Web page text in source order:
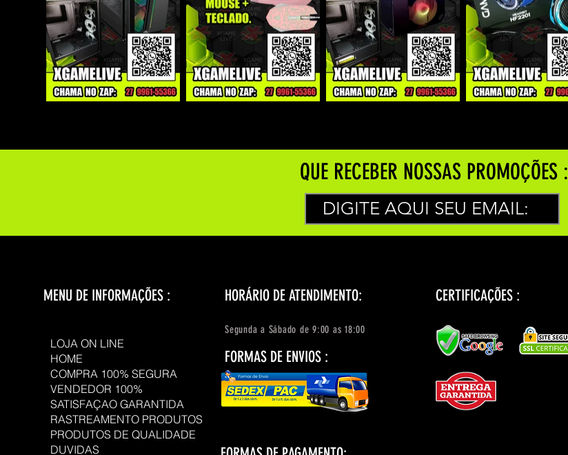
QUE RECEBER NOSSAS PROMOÇÕES :
MENU DE INFORMAÇÕES :
LOJA ON LINE
HOME
COMPRA 100% SEGURA
VENDEDOR 100%
SATISFAÇAO GARANTIDA
RASTREAMENTO PRODUTOS
PRODUTOS DE QUALIDADE
DUVIDAS
FORMAS DE ENVIOS :
HORÁRIO DE ATENDIMENTO: CERTIFICAÇÕES :
Segunda a Sábado de 9:00 as 18:00